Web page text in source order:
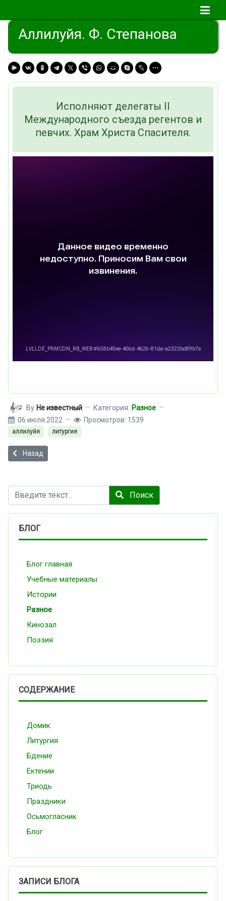
Аллилуйя. Ф. Степанова
Исполняют делегаты II
Международного съезда регентов и
певчих. Храм Христа Спасителя.
By Не известный Категория: Разное
06 июля 2022
Просмотров: 1539
аллилуйя литургия
Предыдущий: Об отношении настоятелей к регентам и певчим.
Назад
Поиск Поиск
БЛОГ
Блог главная
Учебные материалы
Истории
Разное
Кинозал
Поэзия
СОДЕРЖАНИЕ
Домик
Литургия
Бдение
Ектении
Триодь
Праздники
Осьмогласник
Блог
ЗАПИСИ БЛОГА